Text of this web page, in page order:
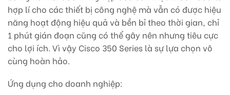
hợp lí cho các thiết bị công nghệ mà vẫn có được hiệu
năng hoạt động hiệu quả và bền bỉ theo thời gian, chỉ
1 phút gián đoạn cũng có thể gây nên nhưng tiêu cực
cho lợi ích. Vì vậy Cisco 350 Series là sự lựa chọn vô
cùng hoàn hảo.
Ứng dụng cho doanh nghiệp: